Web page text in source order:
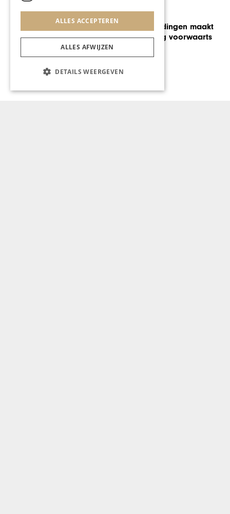
GASTRONOMIE
De streekproducten van
Eyserhalte
ALLES ACCEPTEREN
ALLES AFWIJZEN
DETAILS WEERGEVEN